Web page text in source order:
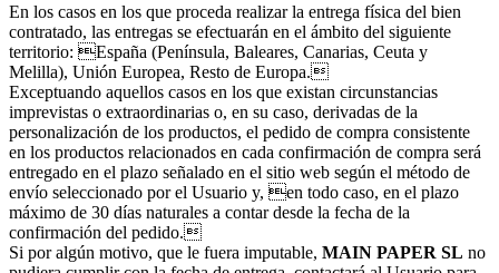
En los casos en los que proceda realizar la entrega física del bien
contratado, las entregas se efectuarán en el ámbito del siguiente
territorio: España (Península, Baleares, Canarias, Ceuta y
Melilla), Unión Europea, Resto de Europa.
Exceptuando aquellos casos en los que existan circunstancias
imprevistas o extraordinarias o, en su caso, derivadas de la
personalización de los productos, el pedido de compra consistente
en los productos relacionados en cada confirmación de compra será
entregado en el plazo señalado en el sitio web según el método de
envío seleccionado por el Usuario y, en todo caso, en el plazo
máximo de 30 días naturales a contar desde la fecha de la
confirmación del pedido.
Si por algún motivo, que le fuera imputable, MAIN PAPER SL no